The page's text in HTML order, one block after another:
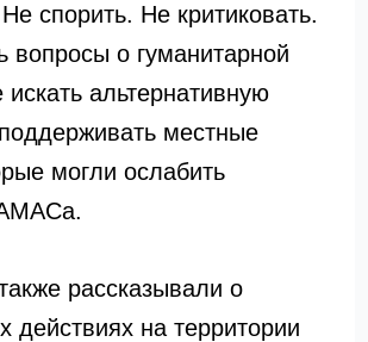
спорить. Не критиковать.
вопросы о гуманитарной
альтернативную
местные
могли ослабить
рассказывали о
действиях на территории